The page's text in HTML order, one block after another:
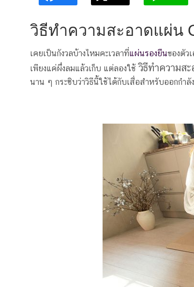
วิธีทำความสะอาดแผ่น
เคยเป็นกังวลบ้างไหมคะเวลาที่แผ่นรองยืนของตัว
เพียงแค่ผึ่งลมแล้วเก็บ แต่ลองใช้ วิธีทำความส
นาน ๆ กระซิบว่าวิธีนี้ใช้ได้กับเสื่อสำหรับออกกำ